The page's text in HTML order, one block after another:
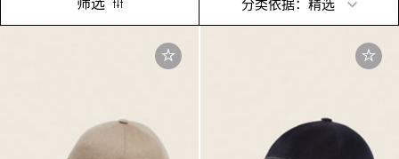
分类依据：精选